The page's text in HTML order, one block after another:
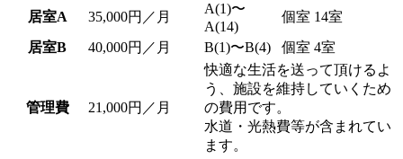
居室A 35,000円／月
A(1)〜
A(14)
個室 14室
居室B
40,000円／月 B(1)〜B(4) 個室 4室
管理費 21,000円／月
快適な生活を送って頂けるよ
う、施設を維持していくため
の費用です。
水道・光熱費等が含まれてい
ます。